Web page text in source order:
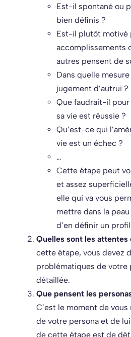
Est-il spontané ou
bien définis ?
Est-il plutôt motivé
accomplissements
autres pensent de
Dans quelle
jugement d’autrui ?
Que faudrait-il pour
sa vie est réussie ?
Qu’est-ce qui
vie est un échec ?
…
Cette étape peut
et assez
elle qui va vous
mettre dans la
d’en définir un
Quelles sont les attentes
cette étape, vous devez
problématiques de votre
détaillée.
Que pensent les
C’est le moment de
de votre persona et de
de cette étape est de